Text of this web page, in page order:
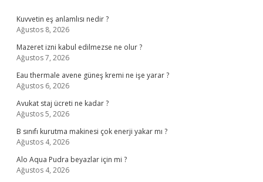
Kuvvetin eş anlamlısı nedir ?
Ağustos 8, 2026
Mazeret izni kabul edilmezse ne olur ?
Ağustos 7, 2026
Eau thermale avene güneş kremi ne işe yarar ?
Ağustos 6, 2026
Avukat staj ücreti ne kadar ?
Ağustos 5, 2026
B sınıfı kurutma makinesi çok enerji yakar mı ?
Ağustos 4, 2026
Alo Aqua Pudra beyazlar için mi ?
Ağustos 4, 2026